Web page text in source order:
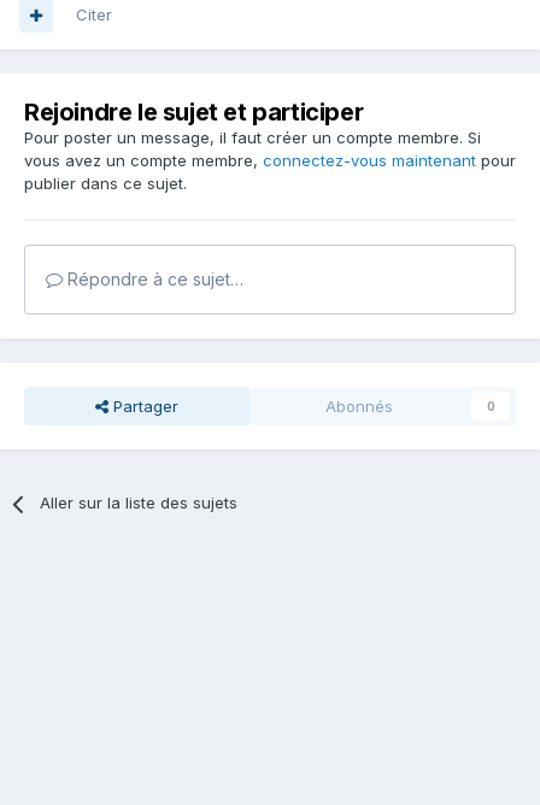
Citer
Rejoindre le sujet et participer
Pour poster un message, il faut créer un compte membre. Si
vous avez un compte membre, connectez-vous maintenant pour
publier dans ce sujet.
Répondre à ce sujet…
Partager Abonnés 0
Aller sur la liste des sujets